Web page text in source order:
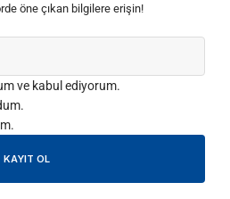
öne çıkan bilgilere erişin!
ve kabul ediyorum.